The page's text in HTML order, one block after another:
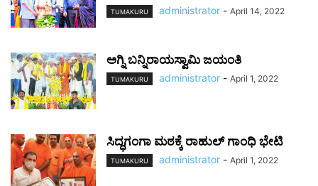
TUMAKURU administrator - April 14, 2022
ಅಗ್ನಿ ಬನ್ನಿರಾಯಸ್ವಾಮಿ ಜಯಂತಿ
TUMAKURU administrator - April 1, 2022
ಸಿದ್ಧಗಂಗಾ ಮಠಕ್ಕೆ ರಾಹುಲ್ ಗಾಂಧಿ ಭೇಟಿ
TUMAKURU administrator - April 1, 2022